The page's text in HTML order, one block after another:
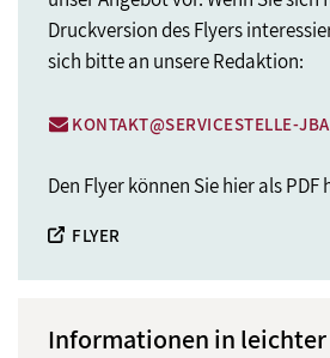
Druckversion des Flyers
sich bitte an unsere Redaktion:
KONTAKT@SERVICESTELLE-
Den Flyer können Sie hier als
FLYER
Informationen in leichter